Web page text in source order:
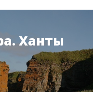
Ханты